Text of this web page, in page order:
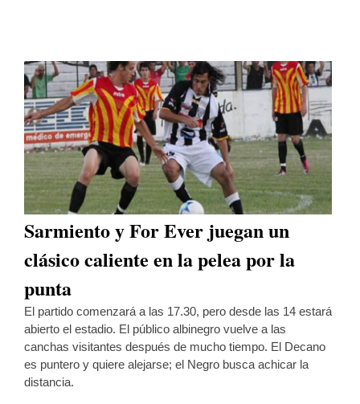
Sarmiento y For Ever juegan un
clásico caliente en la pelea por la
punta
El partido comenzará a las 17.30, pero desde las 14 estará
abierto el estadio. El público albinegro vuelve a las
canchas visitantes después de mucho tiempo. El Decano
es puntero y quiere alejarse; el Negro busca achicar la
distancia.